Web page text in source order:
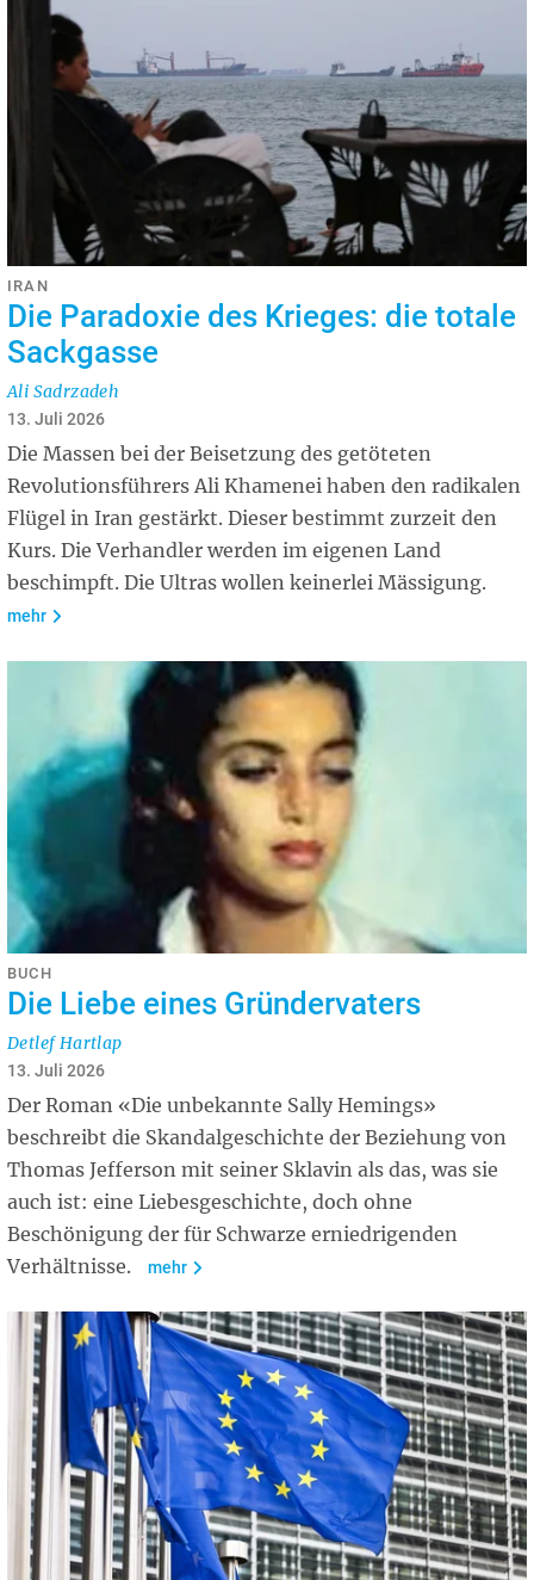
IRAN
Die Paradoxie des Krieges: die totale
Sackgasse
Ali Sadrzadeh
13. Juli 2026
Die Massen bei der Beisetzung des getöteten
Revolutionsführers Ali Khamenei haben den radikalen
Flügel in Iran gestärkt. Dieser bestimmt zurzeit den
Kurs. Die Verhandler werden im eigenen Land
beschimpft. Die Ultras wollen keinerlei Mässigung.
mehr
BUCH
Die Liebe eines Gründervaters
Detlef Hartlap
13. Juli 2026
Der Roman «Die unbekannte Sally Hemings»
beschreibt die Skandalgeschichte der Beziehung von
Thomas Jefferson mit seiner Sklavin als das, was sie
auch ist: eine Liebesgeschichte, doch ohne
Beschönigung der für Schwarze erniedrigenden
Verhältnisse.
mehr